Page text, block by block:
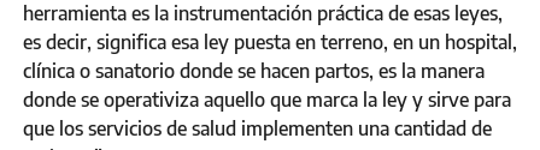
herramienta es la instrumentación práctica de esas leyes,
es decir, significa esa ley puesta en terreno, en un hospital,
clínica o sanatorio donde se hacen partos, es la manera
donde se operativiza aquello que marca la ley y sirve para
que los servicios de salud implementen una cantidad de